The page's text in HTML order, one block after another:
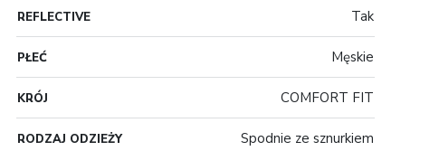
REFLECTIVE Tak
PŁEĆ Męskie
KRÓJ COMFORT FIT
RODZAJ ODZIEŻY Spodnie ze sznurkiem